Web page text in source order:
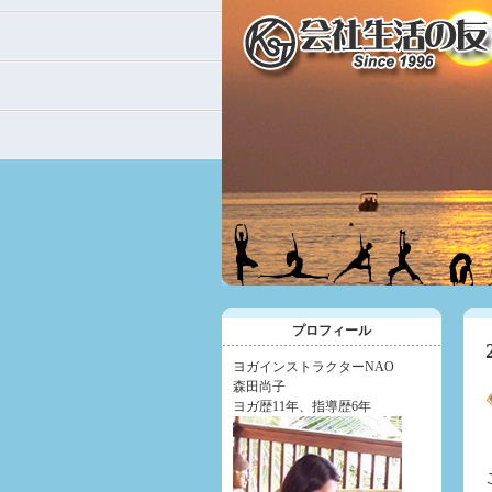
プロフィール
ヨガインストラクターNAO
森田尚子
ヨガ歴11年、指導歴6年